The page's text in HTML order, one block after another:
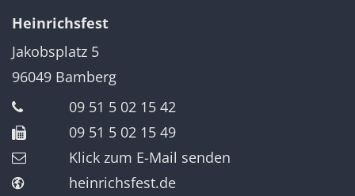
Heinrichsfest
Jakobsplatz 5
96049 Bamberg
09 51 5 02 15 42
09 51 5 02 15 49
Klick zum E-Mail senden
heinrichsfest.de